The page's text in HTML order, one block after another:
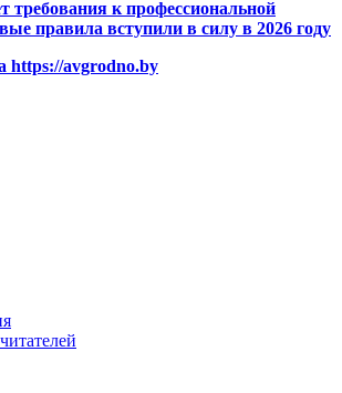
требования к профессиональной
правила вступили в силу в 2026 году
https://avgrodno.by